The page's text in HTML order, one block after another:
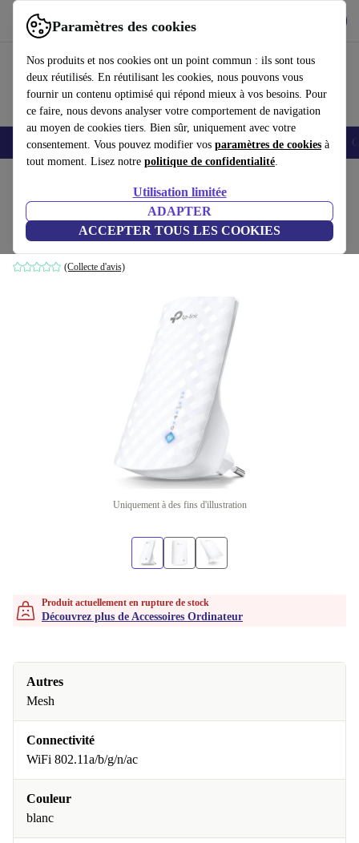
Paramètres des cookies
Nos produits et nos cookies ont un point commun : ils sont tous
deux réutilisés. En réutilisant les cookies, nous pouvons vous
fournir un contenu optimisé qui répond mieux à vos besoins. Pour
ce faire, nous devons analyser votre comportement de navigation
au moyen de cookies tiers. Bien sûr, uniquement avec votre
consentement. Vous pouvez modifier vos paramètres de cookies à
tout moment. Lisez notre politique de confidentialité.
Utilisation limitée
ADAPTER
ACCEPTER TOUS LES COOKIES
Utilisez refurbed rapidement et facilement
Smartphones Laptops Tablettes Montres connectées Accessoires
TP-Link RE190
Blanc
(Collecte d'avis)
Uniquement à des fins d'illustration
Produit actuellement en rupture de stock
Découvrez plus de Accessoires Ordinateur
Autres
Mesh
Connectivité
WiFi 802.11a/b/g/n/ac
Couleur
blanc